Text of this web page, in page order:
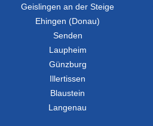
Geislingen an der Steige
Ehingen (Donau)
Senden
Laupheim
Günzburg
Illertissen
Blaustein
Langenau